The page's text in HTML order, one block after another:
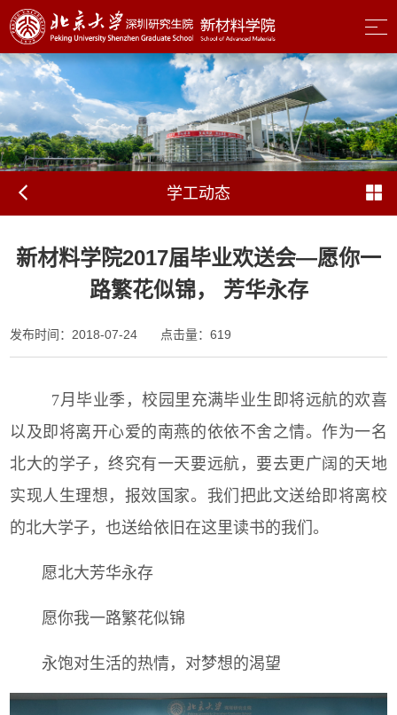
学工动态
新材料学院2017届毕业欢送会—愿你一
路繁花似锦， 芳华永存
发布时间：2018-07-24 点击量：619
7月毕业季，校园里充满毕业生即将远航的欢喜
以及即将离开心爱的南燕的依依不舍之情。作为一名
北大的学子，终究有一天要远航，要去更广阔的天地
实现人生理想，报效国家。我们把此文送给即将离校
的北大学子，也送给依旧在这里读书的我们。
愿北大芳华永存
愿你我一路繁花似锦
永饱对生活的热情，对梦想的渴望